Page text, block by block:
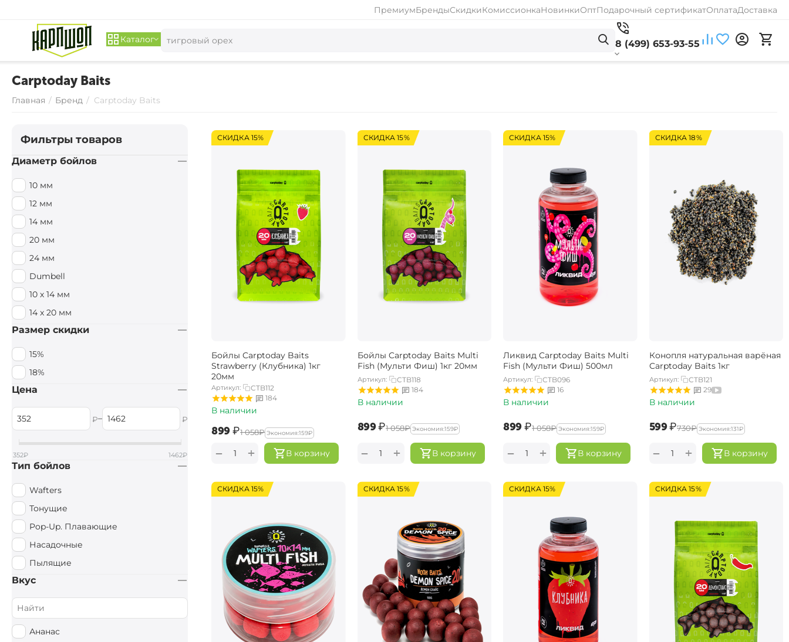
ПремиумБрендыСкидкиКомиссионкаНовинкиОптПодарочный сертификатОплатаДоставка
Каталог 8 (499) 653-93-55
Carptoday Baits
Главная / Бренд / Carptoday Baits
СКИДКА 15%
Бойлы Carptoday Baits
Strawberry (Клубника) 1кг
20мм
Артикул:
CTB112
184
В наличии
‍899‍₽‍1 058‍₽ Экономия:‍159‍₽
В корзину
+
−
СКИДКА 15%
Бойлы Carptoday Baits Multi
Fish (Мульти Фиш) 1кг 20мм
Артикул:
CTB118
184
В наличии
‍899‍₽‍1 058‍₽ Экономия:‍159‍₽
В корзину
+
−
СКИДКА 15%
Ликвид Carptoday Baits Multi
Fish (Мульти Фиш) 500мл
Артикул:
CTB096
16
В наличии
‍899‍₽‍1 058‍₽ Экономия:‍159‍₽
В корзину
+
−
СКИДКА 18%
Конопля натуральная варёная
Carptoday Baits 1кг
Артикул:
CTB121
29
В наличии
‍599‍₽‍730‍₽ Экономия:‍131‍₽
В корзину
+
−
СКИДКА 15% СКИДКА 15% СКИДКА 15% СКИДКА 15%
Фильтры товаров
Диаметр бойлов
10 мм
12 мм
14 мм
20 мм
24 мм
Dumbell
10 х 14 мм
14 x 20 мм
Размер скидки
15%
18%
Цена
₽– ₽
352₽ 1462₽
Тип бойлов
Wafters
Тонущие
Pop-Up. Плавающие
Насадочные
Пылящие
Вкус
Ананас